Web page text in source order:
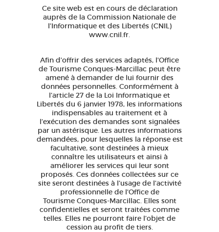
Ce site web est en cours de déclaration
auprès de la Commission Nationale de
l’Informatique et des Libertés (CNIL)
www.cnil.fr.
Afin d’offrir des services adaptés, l'Office
de Tourisme Conques-Marcillac peut être
amené à demander de lui fournir des
données personnelles. Conformément à
l’article 27 de la Loi Informatique et
Libertés du 6 janvier 1978, les informations
indispensables au traitement et à
l’exécution des demandes sont signalées
par un astérisque. Les autres informations
demandées, pour lesquelles la réponse est
facultative, sont destinées à mieux
connaître les utilisateurs et ainsi à
améliorer les services qui leur sont
proposés. Ces données collectées sur ce
site seront destinées à l’usage de l’activité
professionnelle de l'Office de
Tourisme Conques-Marcillac. Elles sont
confidentielles et seront traitées comme
telles. Elles ne pourront faire l’objet de
cession au profit de tiers.